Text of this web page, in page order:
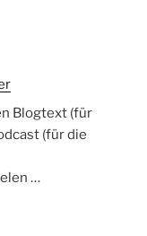
Blogtext (für
(für die
…